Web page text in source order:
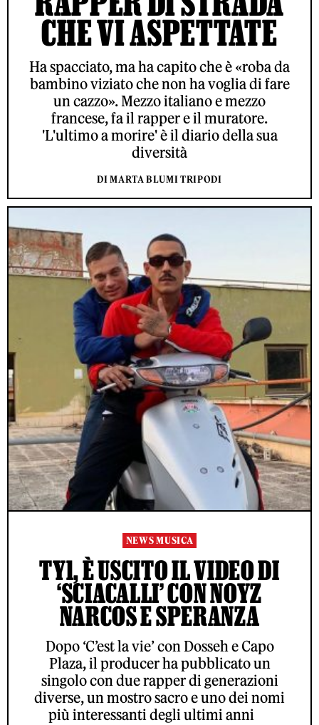
CHE VI ASPETTATE
Ha spacciato, ma ha capito che è «roba da
bambino viziato che non ha voglia di fare
un cazzo». Mezzo italiano e mezzo
francese, fa il rapper e il muratore.
'L'ultimo a morire' è il diario della sua
diversità
DI MARTA BLUMI TRIPODI
NEWS MUSICA
TY1, È USCITO IL VIDEO DI
‘SCIACALLI’ CON NOYZ
NARCOS E SPERANZA
Dopo ‘C’est la vie’ con Dosseh e Capo
Plaza, il producer ha pubblicato un
singolo con due rapper di generazioni
diverse, un mostro sacro e uno dei nomi
più interessanti degli ultimi anni